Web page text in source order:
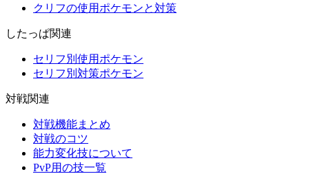
クリフの使用ポケモンと対策
したっぱ関連
セリフ別使用ポケモン
セリフ別対策ポケモン
対戦関連
対戦機能まとめ
対戦のコツ
能力変化技について
PvP用の技一覧